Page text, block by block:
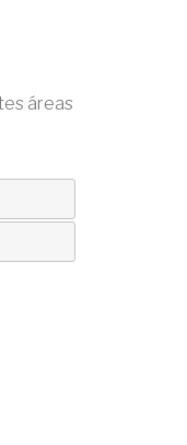
áreas